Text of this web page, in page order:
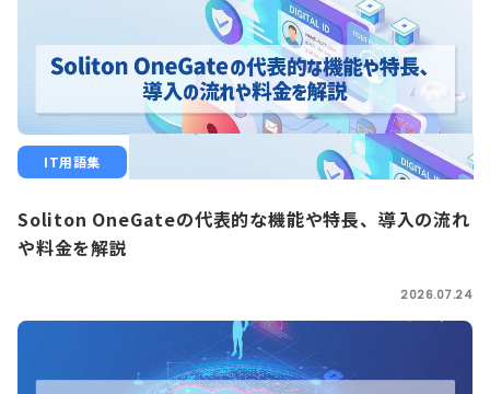
IT用語集
Soliton OneGateの代表的な機能や特長、導入の流れ
や料金を解説
2026.07.24